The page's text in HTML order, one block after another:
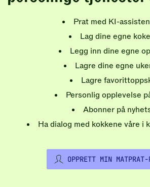
Prat med KI-
Lag dine egne
Legg inn dine egne
Lagre dine egne
Lagre
Personlig opplevelse
Abonner på
Ha dialog med kokkene våre i
OPPRETT MIN